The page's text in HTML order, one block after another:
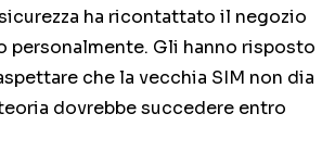
ha ricontattato il negozio
personalmente. Gli hanno risposto
che la vecchia SIM non dia
dovrebbe succedere entro